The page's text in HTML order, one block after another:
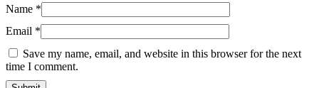
Name *
Email *
Save my name, email, and website in this browser for the next
time I comment.